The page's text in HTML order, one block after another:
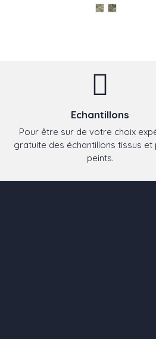
Echantillons
Pour être sur de votre choix
gratuite des échantillons tissus et
peints.